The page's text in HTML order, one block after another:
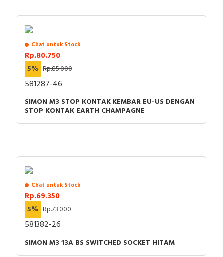
Chat untuk Stock
Rp.80.750
5% Rp.85.000
581287-46
SIMON M3 STOP KONTAK KEMBAR EU-US DENGAN
STOP KONTAK EARTH CHAMPAGNE
Chat untuk Stock
Rp.69.350
5% Rp.73.000
581382-26
SIMON M3 13A BS SWITCHED SOCKET HITAM